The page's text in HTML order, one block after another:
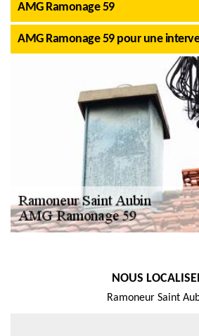
AMG Ramonage 59
AMG Ramonage 59 pour une
NOUS
Ramoneur Saint